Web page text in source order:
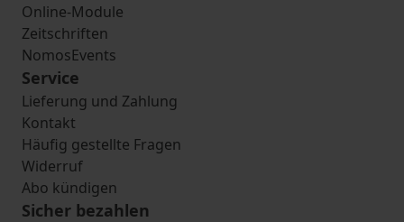
Online-Module
Zeitschriften
NomosEvents
Service
Lieferung und Zahlung
Kontakt
Häufig gestellte Fragen
Widerruf
Abo kündigen
Sicher bezahlen